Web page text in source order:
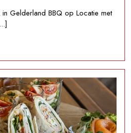
met
Culinaire
Verwennerij
voor
Elk
Evenement
Gelderland BBQ op Locatie met